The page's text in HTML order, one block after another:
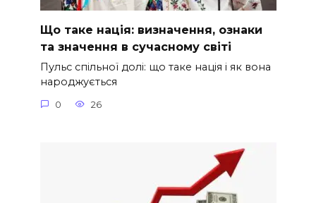
Що таке нація: визначення, ознаки
та значення в сучасному світі
Пульс спільної долі: що таке нація і як вона
народжується
0 26